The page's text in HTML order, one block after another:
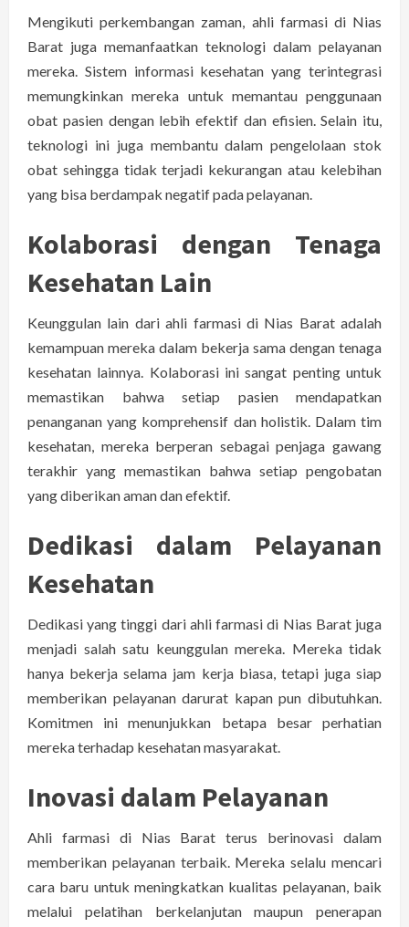
Mengikuti perkembangan zaman, ahli farmasi di Nias
Barat juga memanfaatkan teknologi dalam pelayanan
mereka. Sistem informasi kesehatan yang terintegrasi
memungkinkan mereka untuk memantau penggunaan
obat pasien dengan lebih efektif dan efisien. Selain itu,
teknologi ini juga membantu dalam pengelolaan stok
obat sehingga tidak terjadi kekurangan atau kelebihan
yang bisa berdampak negatif pada pelayanan.
Kolaborasi dengan Tenaga
Kesehatan Lain
Keunggulan lain dari ahli farmasi di Nias Barat adalah
kemampuan mereka dalam bekerja sama dengan tenaga
kesehatan lainnya. Kolaborasi ini sangat penting untuk
memastikan bahwa setiap pasien mendapatkan
penanganan yang komprehensif dan holistik. Dalam tim
kesehatan, mereka berperan sebagai penjaga gawang
terakhir yang memastikan bahwa setiap pengobatan
yang diberikan aman dan efektif.
Dedikasi dalam Pelayanan
Kesehatan
Dedikasi yang tinggi dari ahli farmasi di Nias Barat juga
menjadi salah satu keunggulan mereka. Mereka tidak
hanya bekerja selama jam kerja biasa, tetapi juga siap
memberikan pelayanan darurat kapan pun dibutuhkan.
Komitmen ini menunjukkan betapa besar perhatian
mereka terhadap kesehatan masyarakat.
Inovasi dalam Pelayanan
Ahli farmasi di Nias Barat terus berinovasi dalam
memberikan pelayanan terbaik. Mereka selalu mencari
cara baru untuk meningkatkan kualitas pelayanan, baik
melalui pelatihan berkelanjutan maupun penerapan